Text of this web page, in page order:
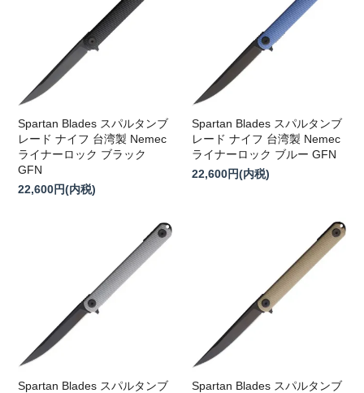
Spartan Blades スパルタンブ
レード ナイフ 台湾製 Nemec
ライナーロック ブラック
GFN
22,600円(内税)
Spartan Blades スパルタンブ
レード ナイフ 台湾製 Nemec
ライナーロック ブルー GFN
22,600円(内税)
Spartan Blades スパルタンブ
Spartan Blades スパルタンブ